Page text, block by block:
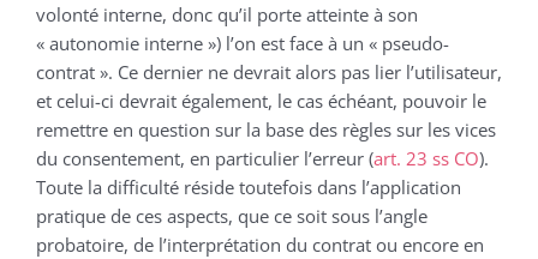
volonté interne, donc qu’il porte atteinte à son
« autonomie interne ») l’on est face à un « pseudo-
contrat ». Ce dernier ne devrait alors pas lier l’utilisateur,
et celui-ci devrait également, le cas échéant, pouvoir le
remettre en question sur la base des règles sur les vices
du consentement, en particulier l’erreur (art. 23 ss CO).
Toute la difficulté réside toutefois dans l’application
pratique de ces aspects, que ce soit sous l’angle
probatoire, de l’interprétation du contrat ou encore en